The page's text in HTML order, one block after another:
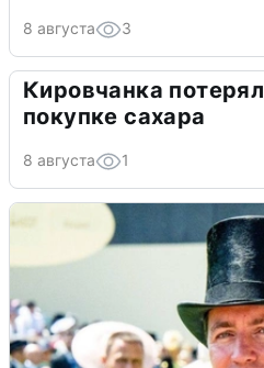
8 августа 3
Кировчанка
покупке сахара
8 августа 1